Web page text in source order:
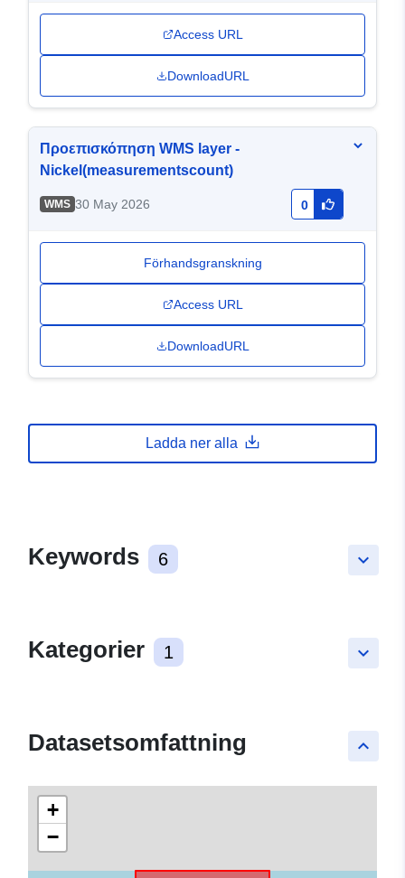
Access URL
DownloadURL
Προεπισκόπηση WMS layer -
Nickel(measurementscount)
WMS 30 May 2026 0
Förhandsgranskning
Access URL
DownloadURL
Ladda ner alla
keyboard_arrow_down
Keywords 6
keyboard_arrow_down
Kategorier 1
keyboard_arrow_up
Datasetsomfattning
+
−